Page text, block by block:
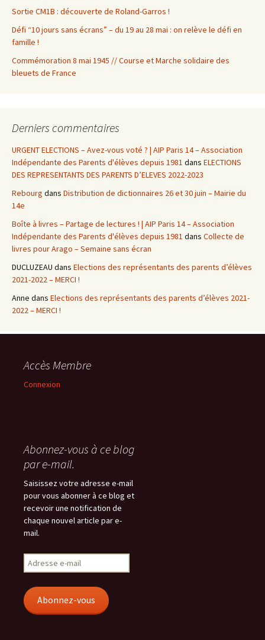
Sortie CM1B : découverte de Roland-Garros !
Défi “10 jours sans écrans” – du 19 au 28 mai : on relève le défi en
famille !
Commémoration 8 mai 1945 // Course et Marche solidaire des
bleuets de France
Derniers commentaires
URGENT ELECTIONS – Avez-vous voté ? | AIP Paris 14 – Association
Indépendante des Parents d'élèves depuis 1981 dans ELECTIONS
DES REPRESENTANTS DES PARENTS D’ELEVES 2022-2023
Rebourg dans Distribution de dictionnaires 26 et 30 juin – Mairie du
14e
Boîte à livres – Partage de lectures ! | AIP Paris 14 – Association
Indépendante des Parents d'élèves depuis 1981 dans Collecte de
livres pour Arago – Semaine sans écran
DUCLUZEAU dans Elections des représentants des parents d’élèves
2021-2022 – MERCI !
Anne dans Elections des représentants des parents d’élèves 2021-
2022 – MERCI !
Accès Membre
Connexion
Abonnez-vous à ce blog
par e-mail.
Saisissez votre adresse e-mail
pour vous abonner à ce blog et
recevoir une notification de
chaque nouvel article par e-
mail.
Adresse
e-
Abonnez-vous